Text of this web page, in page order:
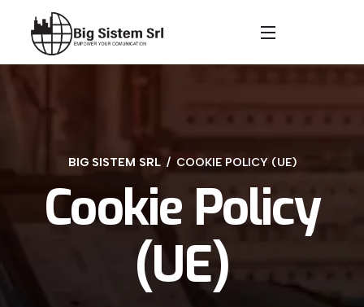
BIG SISTEM SRL COOKIE POLICY (UE)
Cookie Policy
(UE)